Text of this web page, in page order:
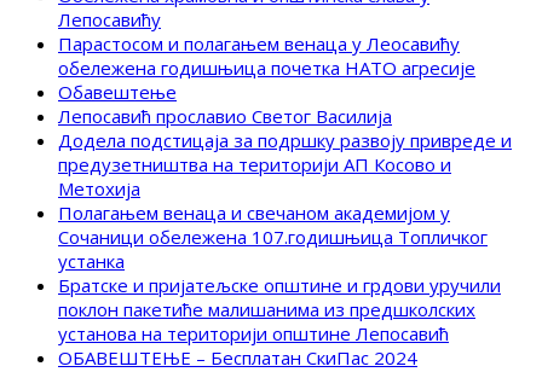
Лепосавићу
Парастосом и полагањем венаца у Леосавићу
обележена годишњица почетка НАТО агресије
Обавештење
Лепосавић прославио Светог Василија
Додела подстицаја за подршку развоју привреде и
предузетништва на територији АП Косово и
Метохија
Полагањем венаца и свечаном академијом у
Сочаници обележена 107.годишњица Топличког
устанка
Братске и пријатељске општине и грдови уручили
поклон пакетиће малишанима из предшколских
установа на територији општине Лепосавић
ОБАВЕШТЕЊЕ – Бесплатан СкиПас 2024